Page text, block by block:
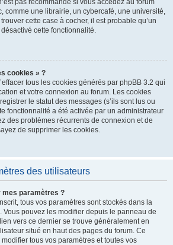
pas recommandé si vous accédez au forum
comme une librairie, un cybercafé, une université,
cette case à cocher, il est probable qu’un
cette fonctionnalité.
cookies » ?
tous les cookies générés par phpBB 3.2 qui
et votre connexion au forum. Les cookies
le statut des messages (s’ils sont lus ou
fonctionnalité a été activée par un administrateur
des problèmes récurrents de connexion et de
de supprimer les cookies.
des utilisateurs
mes paramètres ?
tous vos paramètres sont stockés dans la
Vous pouvez les modifier depuis le panneau de
vers ce dernier se trouve généralement en
situé en haut des pages du forum. Ce
tous vos paramètres et toutes vos